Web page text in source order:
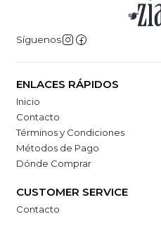
Síguenos
ENLACES RÁPIDOS
Inicio
Contacto
Términos y Condiciones
Métodos de Pago
Dónde Comprar
CUSTOMER SERVICE
Contacto